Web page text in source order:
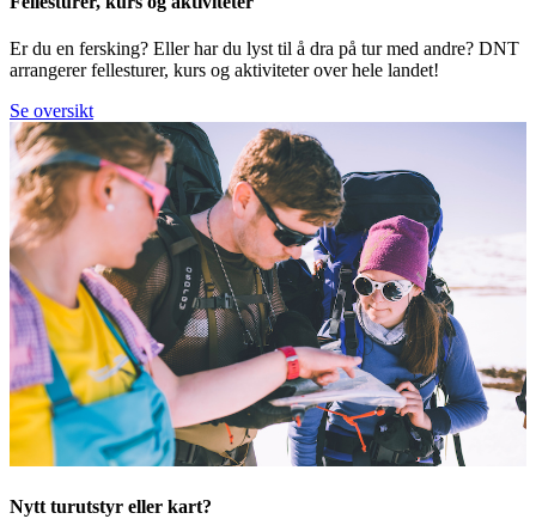
Er du en fersking? Eller har du lyst til å dra på tur med andre? DNT
arrangerer fellesturer, kurs og aktiviteter over hele landet!
Se oversikt
Nytt turutstyr eller kart?